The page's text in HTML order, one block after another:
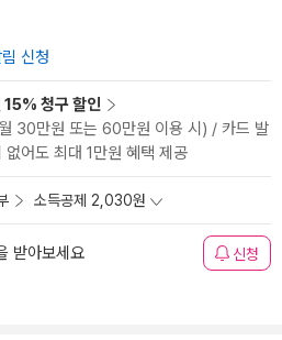
신청
15% 청구 할인
30만원 또는 60만원 이용 시) / 카드 발
어도 최대 1만원 혜택 제공
소득공제 2,030원
받아보세요 신청